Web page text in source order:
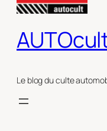
Le blog du culte